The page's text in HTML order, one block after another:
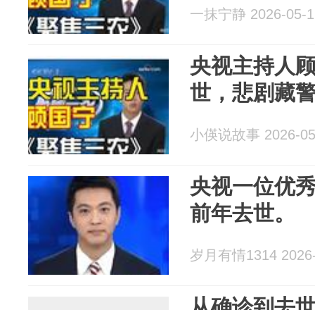
一抹宁静 2026-05-
央视主持人
世，悲剧藏
小偀说故事 2026-
央视一位优
前年去世。
岁月有情1314